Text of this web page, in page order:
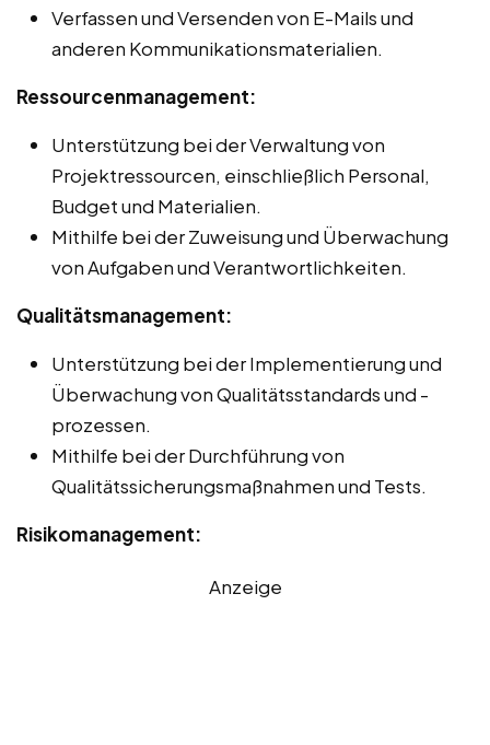
Verfassen und Versenden von E-Mails und
anderen Kommunikationsmaterialien.
Ressourcenmanagement:
Unterstützung bei der Verwaltung von
Projektressourcen, einschließlich Personal,
Budget und Materialien.
Mithilfe bei der Zuweisung und Überwachung
von Aufgaben und Verantwortlichkeiten.
Qualitätsmanagement:
Unterstützung bei der Implementierung und
Überwachung von Qualitätsstandards und -
prozessen.
Mithilfe bei der Durchführung von
Qualitätssicherungsmaßnahmen und Tests.
Risikomanagement:
Anzeige